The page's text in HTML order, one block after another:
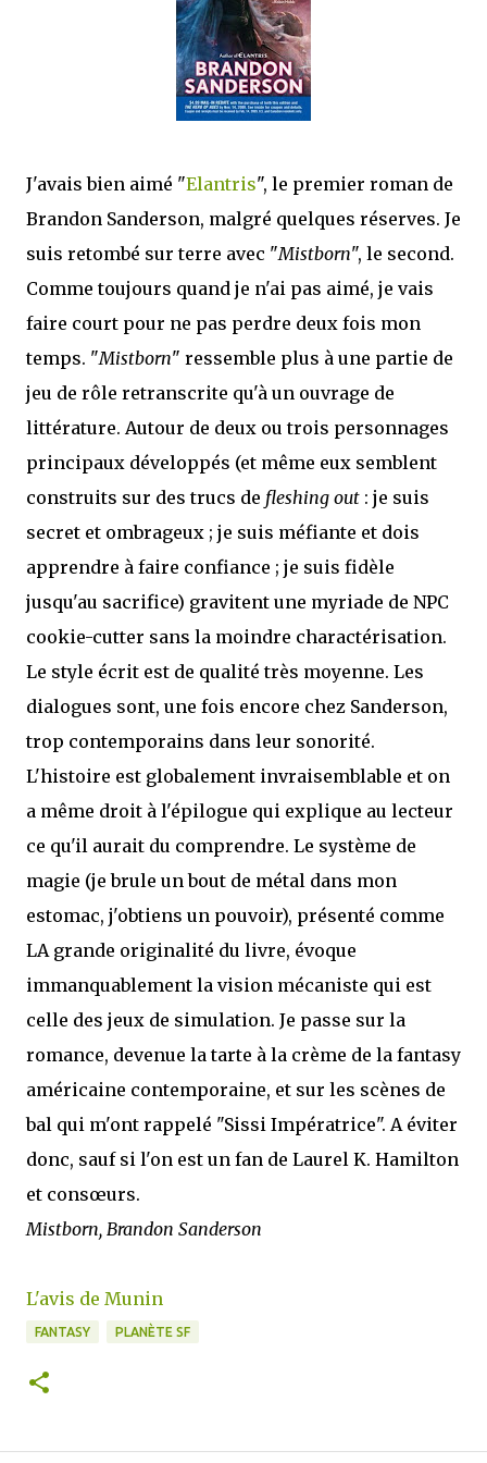
mettre sous tous les yeux. C'est cela...
J'avais bien aimé "Elantris", le premier roman de
Brandon Sanderson, malgré quelques réserves. Je
suis retombé sur terre avec "Mistborn", le second.
Comme toujours quand je n'ai pas aimé, je vais
faire court pour ne pas perdre deux fois mon
temps. "Mistborn" ressemble plus à une partie de
jeu de rôle retranscrite qu'à un ouvrage de
littérature. Autour de deux ou trois personnages
principaux développés (et même eux semblent
construits sur des trucs de fleshing out : je suis
secret et ombrageux ; je suis méfiante et dois
apprendre à faire confiance ; je suis fidèle
jusqu'au sacrifice) gravitent une myriade de NPC
cookie-cutter sans la moindre charactérisation.
Le style écrit est de qualité très moyenne. Les
dialogues sont, une fois encore chez Sanderson,
trop contemporains dans leur sonorité.
L'histoire est globalement invraisemblable et on
a même droit à l'épilogue qui explique au lecteur
ce qu'il aurait du comprendre. Le système de
magie (je brule un bout de métal dans mon
estomac, j'obtiens un pouvoir), présenté comme
LA grande originalité du livre, évoque
immanquablement la vision mécaniste qui est
celle des jeux de simulation. Je passe sur la
romance, devenue la tarte à la crème de la fantasy
américaine contemporaine, et sur les scènes de
bal qui m'ont rappelé "Sissi Impératrice". A éviter
donc, sauf si l'on est un fan de Laurel K. Hamilton
et consœurs.
Mistborn, Brandon Sanderson
L'avis de Munin
FANTASY PLANÈTE SF